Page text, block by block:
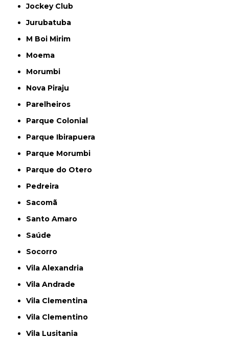
Jockey Club
Jurubatuba
M Boi Mirim
Moema
Morumbi
Nova Piraju
Parelheiros
Parque Colonial
Parque Ibirapuera
Parque Morumbi
Parque do Otero
Pedreira
Sacomã
Santo Amaro
Saúde
Socorro
Vila Alexandria
Vila Andrade
Vila Clementina
Vila Clementino
Vila Lusitania